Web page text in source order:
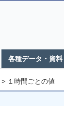
各種データ・資料
> １時間ごとの値